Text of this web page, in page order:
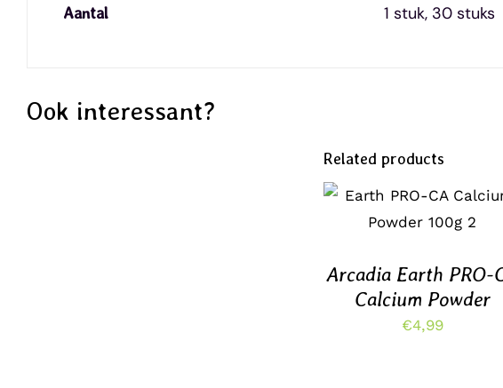
Aantal 1 stuk, 30 stuks
Ook interessant?
Related products
TOEVOEGEN AAN
DETAILS
Arcadia Earth PRO-
Calcium Powder
€4,99